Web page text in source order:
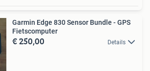
Garmin Edge 830 Sensor Bundle - GPS
Fietscomputer
€ 250,00 Details